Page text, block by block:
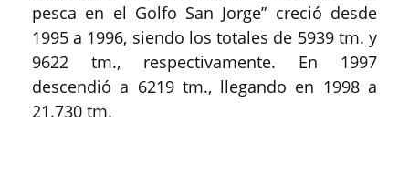
pesca en el Golfo San Jorge” creció desde
1995 a 1996, siendo los totales de 5939 tm. y
9622 tm., respectivamente. En 1997
descendió a 6219 tm., llegando en 1998 a
21.730 tm.